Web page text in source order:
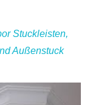
Stuckleisten,
Außenstuck